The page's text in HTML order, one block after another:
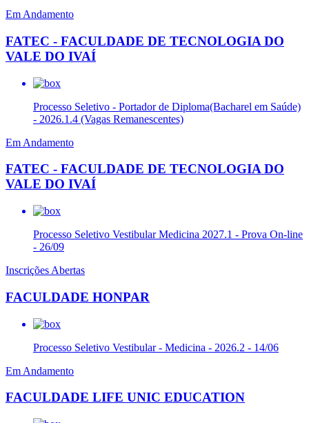
Em Andamento
FATEC - FACULDADE DE TECNOLOGIA DO
VALE DO IVAÍ
Processo Seletivo - Portador de Diploma(Bacharel em Saúde)
- 2026.1.4 (Vagas Remanescentes)
Em Andamento
FATEC - FACULDADE DE TECNOLOGIA DO
VALE DO IVAÍ
Processo Seletivo Vestibular Medicina 2027.1 - Prova On-line
- 26/09
Inscrições Abertas
FACULDADE HONPAR
Processo Seletivo Vestibular - Medicina - 2026.2 - 14/06
Em Andamento
FACULDADE LIFE UNIC EDUCATION